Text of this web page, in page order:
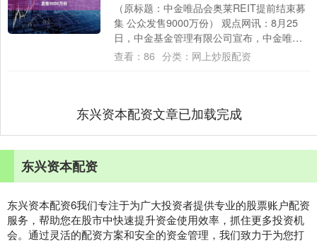
（原标题：中金唯品会奥莱REIT提前结束募
集 公众发售9000万份） 观点网讯：8月25
日，中金基金管理有限公司宣布，中金唯品
会奥特莱斯封闭式基础设施证券投资基....
查看： 86 分类： 网上炒股配资
东兴资本配资文章已加载完成
东兴资本配资
东兴资本配资6我们专注于为广大投资者提供专业的股票账户配资
服务，帮助您在股市中快速提升资金使用效率，抓住更多投资机
会。通过灵活的配资方案和安全的资金管理，我们致力于为您打